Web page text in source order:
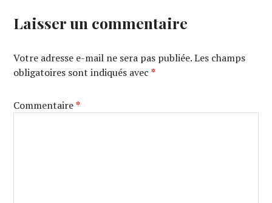
Laisser un commentaire
Votre adresse e-mail ne sera pas publiée. Les champs
obligatoires sont indiqués avec*
Commentaire*